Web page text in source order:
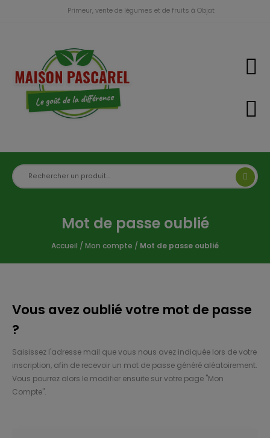
Primeur, vente de légumes et de fruits à Objat
Mot de passe oublié
Accueil / Mon compte / Mot de passe oublié
Vous avez oublié votre mot de passe
?
Saisissez l'adresse mail que vous nous avez indiquée lors de votre
inscription, afin de recevoir un mot de passe généré aléatoirement.
Vous pourrez alors le modifier ensuite sur votre page "Mon
Compte".